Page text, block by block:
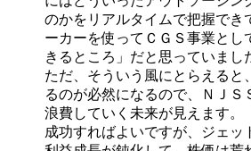
のかをリアルタイムで把握でき
ーカーを使ってＣＧＳ事業とし
きるところ」だと思っていまし
ただ、そういう風にとらえると
るのが必然になるので、ＮＪＳ
浪費していく未来が見えます。
成功すればよいですが、ジェッ